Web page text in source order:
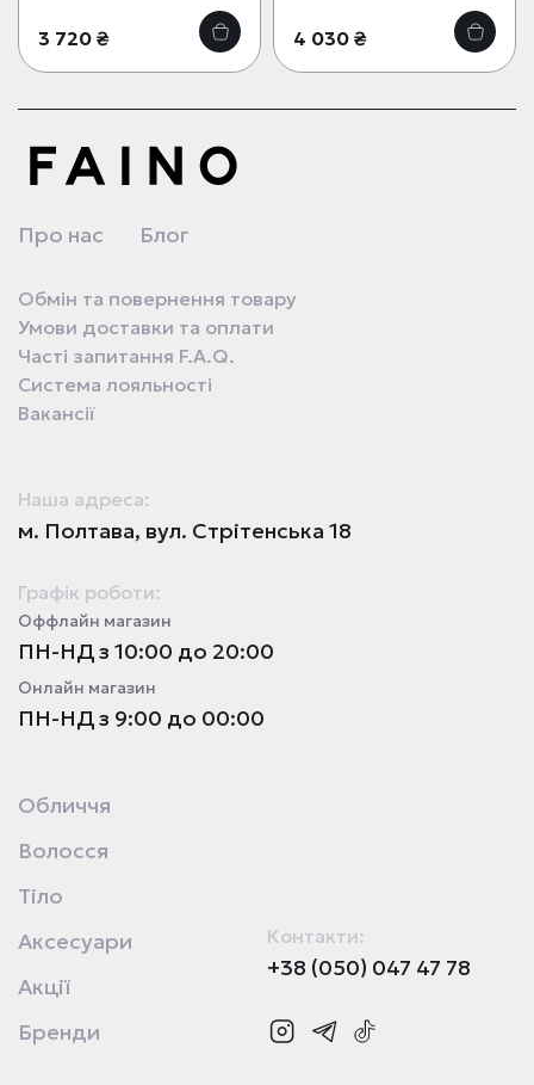
3 720 ₴ 4 030 ₴
Про нас Блог
Обмін та повернення товару
Умови доставки та оплати
Часті запитання F.A.Q.
Система лояльності
Вакансії
Наша адреса:
м. Полтава, вул. Стрітенська 18
Графік роботи:
Оффлайн магазин
ПН-НД з 10:00 до 20:00
Онлайн магазин
ПН-НД з 9:00 до 00:00
Контакти:
+38 (050) 047 47 78
Обличчя
Волосся
Тіло
Аксесуари
Акції
Бренди